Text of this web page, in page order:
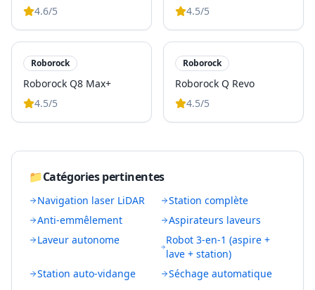
4.6/5
4.5/5
Roborock
Roborock Q8 Max+
4.5/5
Roborock
Roborock Q Revo
4.5/5
📁Catégories pertinentes
Navigation laser LiDAR
Station complète
Anti-emmêlement
Aspirateurs laveurs
Laveur autonome
Robot 3-en-1 (aspire +
lave + station)
Station auto-vidange
Séchage automatique